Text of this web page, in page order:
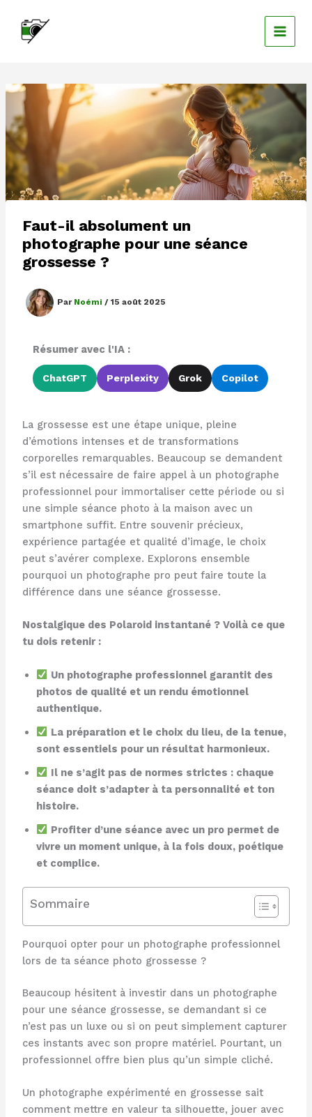
contenu
Faut-il absolument un
photographe pour une séance
grossesse ?
Par Noémi / 15 août 2025
Résumer avec l'IA :
ChatGPT Perplexity Grok Copilot
La grossesse est une étape unique, pleine
d’émotions intenses et de transformations
corporelles remarquables. Beaucoup se demandent
s’il est nécessaire de faire appel à un photographe
professionnel pour immortaliser cette période ou si
une simple séance photo à la maison avec un
smartphone suffit. Entre souvenir précieux,
expérience partagée et qualité d’image, le choix
peut s’avérer complexe. Explorons ensemble
pourquoi un photographe pro peut faire toute la
différence dans une séance grossesse.
Nostalgique des Polaroid instantané ? Voilà ce que
tu dois retenir :
Un photographe professionnel garantit des
photos de qualité et un rendu émotionnel
authentique.
La préparation et le choix du lieu, de la tenue,
sont essentiels pour un résultat harmonieux.
Il ne s’agit pas de normes strictes : chaque
séance doit s’adapter à ta personnalité et ton
histoire.
Profiter d’une séance avec un pro permet de
vivre un moment unique, à la fois doux, poétique
et complice.
Sommaire
Pourquoi opter pour un photographe professionnel
lors de ta séance photo grossesse ?
Beaucoup hésitent à investir dans un photographe
pour une séance grossesse, se demandant si ce
n’est pas un luxe ou si on peut simplement capturer
ces instants avec son propre matériel. Pourtant, un
professionnel offre bien plus qu’un simple cliché.
Un photographe expérimenté en grossesse sait
comment mettre en valeur ta silhouette, jouer avec